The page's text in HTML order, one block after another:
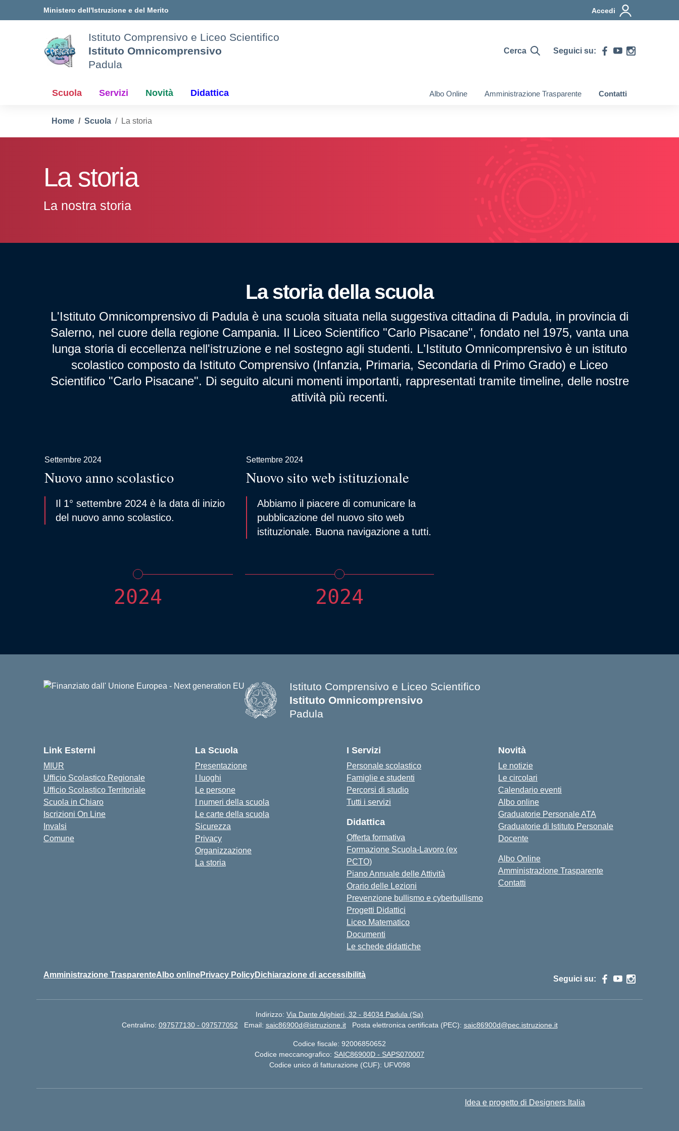
Ministero dell'Istruzione e del Merito Accedi
Istituto Comprensivo e Liceo Scientifico
Istituto Omnicomprensivo
Padula
Cerca Seguici su:
Scuola Servizi Novità Didattica Albo Online Amministrazione Trasparente Contatti
Home Scuola La storia
La storia
La nostra storia
La storia della scuola
L'Istituto Omnicomprensivo di Padula è una scuola situata nella suggestiva cittadina di Padula, in provincia di
Salerno, nel cuore della regione Campania. Il Liceo Scientifico "Carlo Pisacane", fondato nel 1975, vanta una
lunga storia di eccellenza nell'istruzione e nel sostegno agli studenti. L'Istituto Omnicomprensivo è un istituto
scolastico composto da Istituto Comprensivo (Infanzia, Primaria, Secondaria di Primo Grado) e Liceo
Scientifico "Carlo Pisacane". Di seguito alcuni momenti importanti, rappresentati tramite timeline, delle nostre
attività più recenti.
Settembre 2024
Nuovo anno scolastico
Il 1° settembre 2024 è la data di inizio
del nuovo anno scolastico.
Settembre 2024
Nuovo sito web istituzionale
Abbiamo il piacere di comunicare la
pubblicazione del nuovo sito web
istituzionale. Buona navigazione a tutti.
2024 2024
Istituto Comprensivo e Liceo Scientifico
Istituto Omnicomprensivo
Padula
Link Esterni
MIUR
Ufficio Scolastico Regionale
Ufficio Scolastico Territoriale
Scuola in Chiaro
Iscrizioni On Line
Invalsi
Comune
La Scuola
Presentazione
I luoghi
Le persone
I numeri della scuola
Le carte della scuola
Sicurezza
Privacy
Organizzazione
La storia
I Servizi
Personale scolastico
Famiglie e studenti
Percorsi di studio
Tutti i servizi
Didattica
Offerta formativa
Formazione Scuola-Lavoro (ex
PCTO)
Piano Annuale delle Attività
Orario delle Lezioni
Prevenzione bullismo e cyberbullismo
Progetti Didattici
Liceo Matematico
Documenti
Le schede didattiche
Novità
Le notizie
Le circolari
Calendario eventi
Albo online
Graduatorie Personale ATA
Graduatorie di Istituto Personale
Docente
Albo Online
Amministrazione Trasparente
Contatti
Amministrazione TrasparenteAlbo onlinePrivacy PolicyDichiarazione di accessibilità Seguici su:
Indirizzo: Via Dante Alighieri, 32 - 84034 Padula (Sa)
Centralino: 097577130 - 097577052 Email: saic86900d@istruzione.it Posta elettronica certificata (PEC): saic86900d@pec.istruzione.it
Codice fiscale: 92006850652
Codice meccanografico: SAIC86900D - SAPS070007
Codice unico di fatturazione (CUF): UFV098
Idea e progetto di Designers Italia